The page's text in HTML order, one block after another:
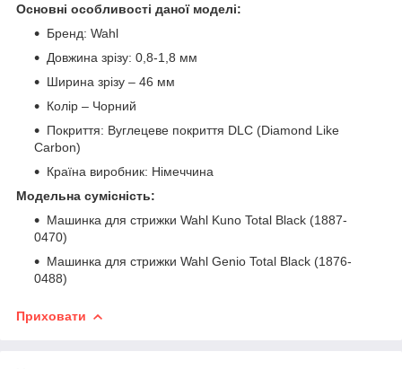
Основні особливості даної моделі:
Бренд: Wahl
Довжина зрізу: 0,8-1,8 мм
Ширина зрізу – 46 мм
Колір – Чорний
Покриття: Вуглецеве покриття DLC (Diamond Like
Carbon)
Країна виробник: Німеччина
Модельна сумісність:
Машинка для стрижки Wahl Kuno Total Black (1887-
0470)
Машинка для стрижки Wahl Genio Total Black (1876-
0488)
Приховати